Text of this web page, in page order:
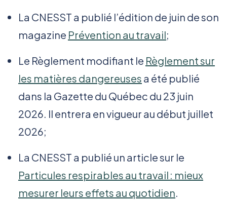
La CNESST a publié l’édition de juin de son
magazine Prévention au travail;
Le Règlement modifiant le Règlement sur
les matières dangereuses a été publié
dans la Gazette du Québec du 23 juin
2026. Il entrera en vigueur au début juillet
2026;
La CNESST a publié un article sur le
Particules respirables au travail : mieux
mesurer leurs effets au quotidien.